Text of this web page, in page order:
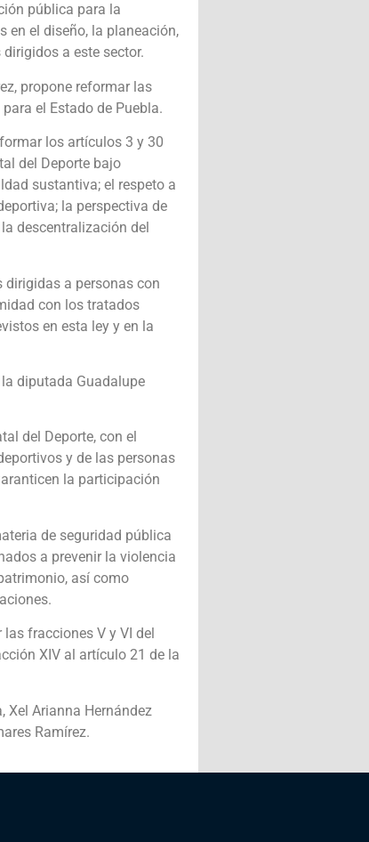
pública para la
en el diseño, la planeación,
a este sector.
propone reformar las
el Estado de Puebla.
los artículos 3 y 30
del Deporte bajo
sustantiva; el respeto a
la perspectiva de
descentralización del
dirigidas a personas con
con los tratados
en esta ley y en la
diputada Guadalupe
del Deporte, con el
y de las personas
la participación
de seguridad pública
a prevenir la violencia
así como
fracciones V y VI del
XIV al artículo 21 de la
Xel Arianna Hernández
Ramírez.